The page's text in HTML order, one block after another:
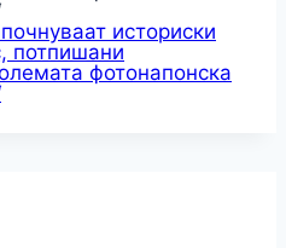
историски
потпишани
фотонапонска